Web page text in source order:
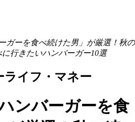
ガーを食べ続けた男」が厳選！秋の
行きたいハンバーガー10選
ライフ・マネー
ンバーガーを食